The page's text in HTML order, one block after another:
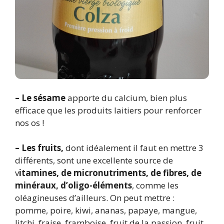
– Le sésameapporte du calcium, bien plus
efficace que les produits laitiers pour renforcer
nos os !
– Les fruits, dont idéalement il faut en mettre 3
différents, sont une excellente source de
vitamines, de micronutriments, de fibres, de
minéraux, d’oligo-éléments, comme les
oléagineuses d’ailleurs. On peut mettre :
pomme, poire, kiwi, ananas, papaye, mangue,